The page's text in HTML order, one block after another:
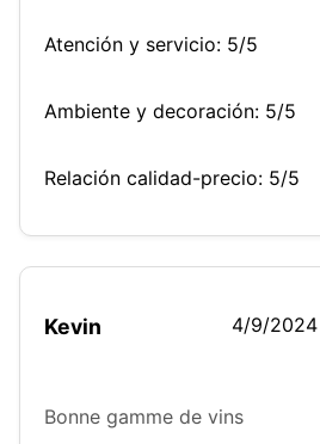
Atención y servicio: 5/5
Ambiente y decoración: 5/5
Relación calidad-precio: 5/5
Kevin 4/9/2024
Bonne gamme de vins